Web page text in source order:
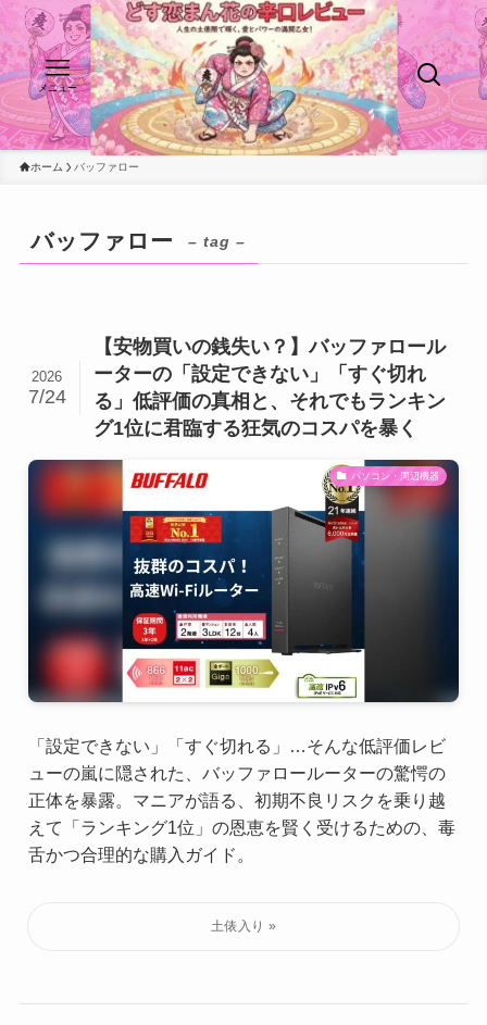
メニュー
ホーム バッファロー
バッファロー – tag –
【安物買いの銭失い？】バッファロール
ーターの「設定できない」「すぐ切れ
る」低評価の真相と、それでもランキン
グ1位に君臨する狂気のコスパを暴く
2026
7/24
パソコン・周辺機器
「設定できない」「すぐ切れる」…そんな低評価レビ
ューの嵐に隠された、バッファロールーターの驚愕の
正体を暴露。マニアが語る、初期不良リスクを乗り越
えて「ランキング1位」の恩恵を賢く受けるための、毒
舌かつ合理的な購入ガイド。